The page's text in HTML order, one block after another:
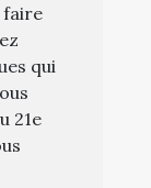
faire
qui
21e